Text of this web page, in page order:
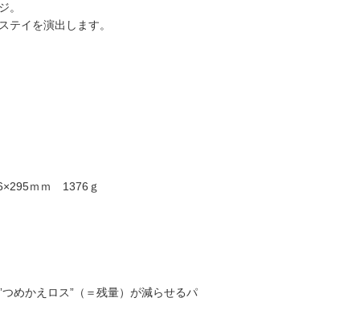
。
テイを演出します。
ｍｍ 1376ｇ
めかえロス”（＝残量）が減らせるパ